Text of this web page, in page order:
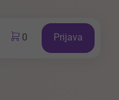
0 Prijava